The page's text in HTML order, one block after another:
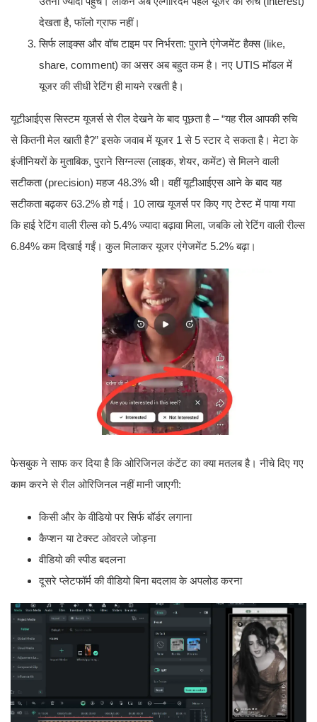
देखता है, फॉलो ग्राफ नहीं।
सिर्फ लाइक्स और वॉच टाइम पर निर्भरता: पुराने एंगेजमेंट हैक्स (like,
share, comment) का असर अब बहुत कम है। नए UTIS मॉडल में
यूजर की सीधी रेटिंग ही मायने रखती है।
यूटीआईएस सिस्टम यूजर्स से रील देखने के बाद पूछता है – “यह रील आपकी रुचि
से कितनी मेल खाती है?” इसके जवाब में यूजर 1 से 5 स्टार दे सकता है। मेटा के
इंजीनियरों के मुताबिक, पुराने सिग्नल्स (लाइक, शेयर, कमेंट) से मिलने वाली
सटीकता (precision) महज 48.3% थी। वहीं यूटीआईएस आने के बाद यह
सटीकता बढ़कर 63.2% हो गई। 10 लाख यूजर्स पर किए गए टेस्ट में पाया गया
कि हाई रेटिंग वाली रील्स को 5.4% ज्यादा बढ़ावा मिला, जबकि लो रेटिंग वाली रील्स
6.84% कम दिखाई गईं। कुल मिलाकर यूजर एंगेजमेंट 5.2% बढ़ा।
फेसबुक ने साफ कर दिया है कि ओरिजिनल कंटेंट का क्या मतलब है। नीचे दिए गए
काम करने से रील ओरिजिनल नहीं मानी जाएगी:
किसी और के वीडियो पर सिर्फ बॉर्डर लगाना
कैप्शन या टेक्स्ट ओवरले जोड़ना
वीडियो की स्पीड बदलना
दूसरे प्लेटफॉर्म की वीडियो बिना बदलाव के अपलोड करना